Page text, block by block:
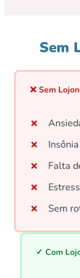
Sem
❌ Sem
Falta
Sem
✓ Com